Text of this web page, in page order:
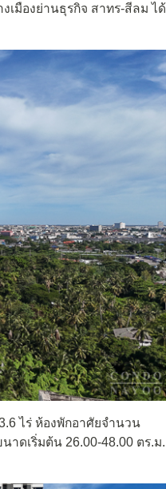
เมืองย่านธุรกิจ สาทร-สีลม ได้
ไร่ ห้องพักอาศัยจำนวน
าดเริ่มต้น 26.00-48.00 ตร.ม.